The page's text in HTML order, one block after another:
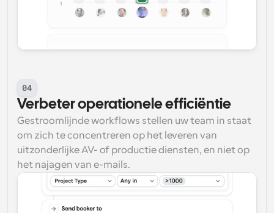
04
Verbeter operationele efficiëntie
Gestroomlijnde workflows stellen uw team in staat
om zich te concentreren op het leveren van
uitzonderlijke AV- of productie diensten, en niet op
het najagen van e-mails.